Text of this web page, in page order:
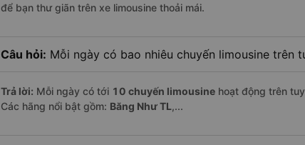
để bạn thư giãn trên xe limousine thoải mái.
Câu hỏi: Mỗi ngày có bao nhiêu chuyến limousine trên
Trả lời: Mỗi ngày có tới 10 chuyến limousine hoạt động trên
Các hãng nổi bật gồm: Băng Như TL,...